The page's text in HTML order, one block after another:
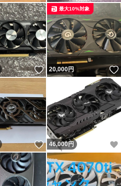
いいね！
20,000円
最大10%対象
いいね！
46,000円